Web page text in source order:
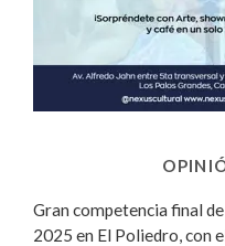
Gran competencia final
2025 en El Poliedro, con